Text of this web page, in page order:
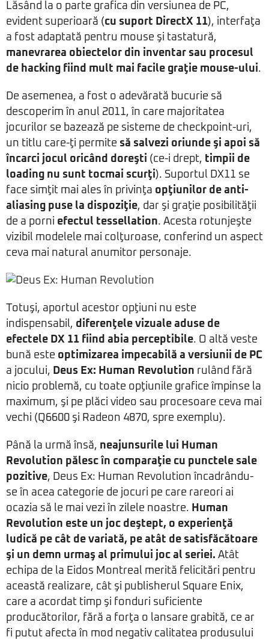
Lăsând la o parte grafica din versiunea de PC,
evident superioară (cu suport DirectX 11), interfaţa
a fost adaptată pentru mouse şi tastatură,
manevrarea obiectelor din inventar sau procesul
de hacking fiind mult mai facile graţie mouse-ului.
De asemenea, a fost o adevărată bucurie să
descoperim în anul 2011, în care majoritatea
jocurilor se bazează pe sisteme de checkpoint-uri,
un titlu care-ţi permite să salvezi oriunde şi apoi să
încarci jocul oricând doreşti (ce-i drept, timpii de
loading nu sunt tocmai scurţi). Suportul DX11 se
face simţit mai ales în privinţa opţiunilor de anti-
aliasing puse la dispoziţie, dar şi graţie posibilităţii
de a porni efectul tessellation. Acesta rotunjeşte
vizibil modelele mai colţuroase, conferind un aspect
ceva mai natural anumitor personaje.
Totuşi, aportul acestor opţiuni nu este
indispensabil, diferenţele vizuale aduse de
efectele DX 11 fiind abia perceptibile. O altă veste
bună este optimizarea impecabilă a versiunii de PC
a jocului, Deus Ex: Human Revolution rulând fără
nicio problemă, cu toate opţiunile grafice împinse la
maximum, şi pe plăci video sau procesoare ceva mai
vechi (Q6600 şi Radeon 4870, spre exemplu).
Până la urmă însă, neajunsurile lui Human
Revolution pălesc în comparaţie cu punctele sale
pozitive, Deus Ex: Human Revolution încadrându-
se în acea categorie de jocuri pe care rareori ai
ocazia să le mai vezi în zilele noastre. Human
Revolution este un joc deştept, o experienţă
ludică pe cât de variată, pe atât de satisfăcătoare
şi un demn urmaş al primului joc al seriei. Atât
echipa de la Eidos Montreal merită felicitări pentru
această realizare, cât şi publisherul Square Enix,
care a acordat timp şi fonduri suficiente
producătorilor, fără a forţa o lansare grabită, ce ar
fi putut afecta în mod negativ calitatea produsului